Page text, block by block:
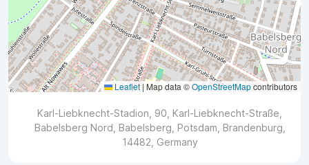
Leaflet | Map data ©OpenStreetMapcontributors
Karl-Liebknecht-Stadion, 90, Karl-Liebknecht-Straße,
Babelsberg Nord, Babelsberg, Potsdam, Brandenburg,
14482, Germany